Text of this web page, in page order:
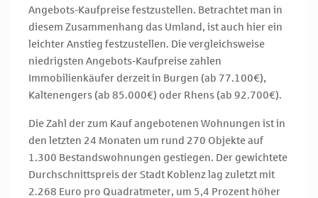
Angebots-Kaufpreise festzustellen. Betrachtet man in
diesem Zusammenhang das Umland, ist auch hier ein
leichter Anstieg festzustellen. Die vergleichsweise
niedrigsten Angebots-Kaufpreise zahlen
Immobilienkäufer derzeit in Burgen (ab 77.100€),
Kaltenengers (ab 85.000€) oder Rhens (ab 92.700€).
Die Zahl der zum Kauf angebotenen Wohnungen ist in
den letzten 24 Monaten um rund 270 Objekte auf
1.300 Bestandswohnungen gestiegen. Der gewichtete
Durchschnittspreis der Stadt Koblenz lag zuletzt mit
2.268 Euro pro Quadratmeter, um 5,4 Prozent höher